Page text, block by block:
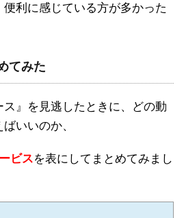
便利に感じている方が多かった
てみた
ス』を見逃したときに、どの動
いいのか、
ビスを表にしてまとめてみまし